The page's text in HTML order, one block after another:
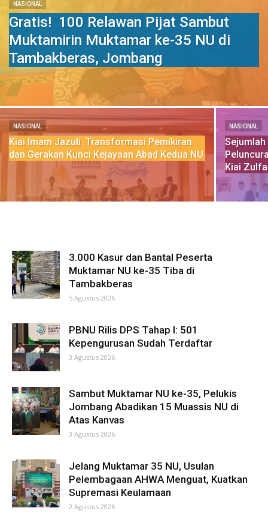
NASIONAL
Gratis! 100 Relawan Pijat Sambut
Muktamirin Muktamar ke-35 NU di
Tambakberas, Jombang
NASIONAL
Kiai Imam Jazuli: Transformasi Pemikiran
dan Gerakan Kunci Kejayaan Abad Kedua NU
NASIONAL
Sejumlah
Kiai
3.000 Kasur dan Bantal Peserta
Muktamar NU ke-35 Tiba di
Tambakberas
5 Agustus 2026
PBNU Rilis DPS Tahap I: 501
Kepengurusan Sudah Terdaftar
3 Agustus 2026
Sambut Muktamar NU ke-35, Pelukis
Jombang Abadikan 15 Muassis NU di
Atas Kanvas
3 Agustus 2026
Jelang Muktamar 35 NU, Usulan
Pelembagaan AHWA Menguat, Kuatkan
Supremasi Keulamaan
2 Agustus 2026